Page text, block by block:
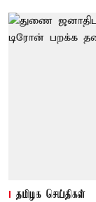
தமிழக செய்திகள்